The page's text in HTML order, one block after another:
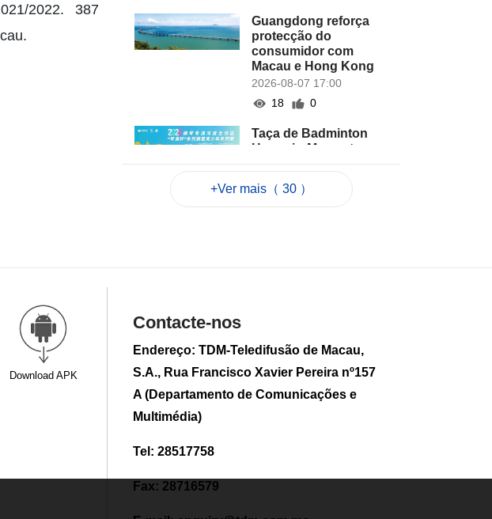
2022. 387
Guangdong reforça
protecção do
consumidor com
Macau e Hong Kong
2026-08-07 17:00
18
0
Taça de Badminton
Hengqin-Macau tem
2026-08-07 12:16
Sam Hou Fai visita
primeira fase da
Cidade de
Revista de
+Ver mais（ 30 ）
Download APK
Contacte-nos
Endereço: TDM-Teledifusão de Macau,
S.A., Rua Francisco Xavier Pereira nº157
A (Departamento de Comunicações e
Multimédia)
Tel: 28517758
Fax: 28716579